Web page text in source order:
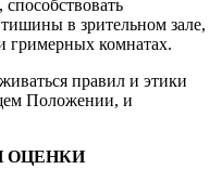
в зрительном зале,
гримерных комнатах.
правил и этики
Положении, и
ОЦЕНКИ